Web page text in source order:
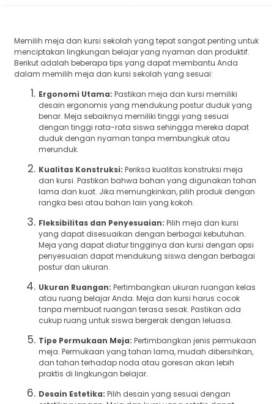
Memilih meja dan kursi sekolah yang tepat sangat penting untuk
menciptakan lingkungan belajar yang nyaman dan produktif.
Berikut adalah beberapa tips yang dapat membantu Anda
dalam memilih meja dan kursi sekolah yang sesuai:
Ergonomi Utama: Pastikan meja dan kursi memiliki
desain ergonomis yang mendukung postur duduk yang
benar. Meja sebaiknya memiliki tinggi yang sesuai
dengan tinggi rata-rata siswa sehingga mereka dapat
duduk dengan nyaman tanpa membungkuk atau
merunduk.
Kualitas Konstruksi: Periksa kualitas konstruksi meja
dan kursi. Pastikan bahwa bahan yang digunakan tahan
lama dan kuat. Jika memungkinkan, pilih produk dengan
rangka besi atau bahan lain yang kokoh.
Fleksibilitas dan Penyesuaian: Pilih meja dan kursi
yang dapat disesuaikan dengan berbagai kebutuhan.
Meja yang dapat diatur tingginya dan kursi dengan opsi
penyesuaian dapat mendukung siswa dengan berbagai
postur dan ukuran.
Ukuran Ruangan: Pertimbangkan ukuran ruangan kelas
atau ruang belajar Anda. Meja dan kursi harus cocok
tanpa membuat ruangan terasa sesak. Pastikan ada
cukup ruang untuk siswa bergerak dengan leluasa.
Tipe Permukaan Meja: Pertimbangkan jenis permukaan
meja. Permukaan yang tahan lama, mudah dibersihkan,
dan tahan terhadap noda atau goresan akan lebih
praktis di lingkungan belajar.
Desain Estetika: Pilih desain yang sesuai dengan